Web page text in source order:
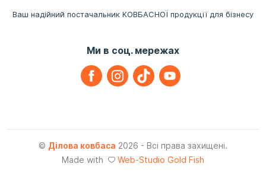
Ваш надійний постачальник КОВБАСНОЇ продукції для бізнесу
Ми в соц. мережах
© Ділова ковбаса 2026 - Всі права захищені.
Made with
Web-Studio Gold Fish